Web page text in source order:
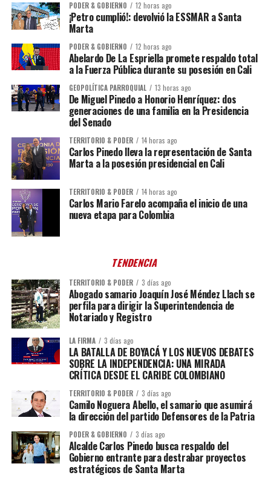
PODER & GOBIERNO 12 horas ago
¡Petro cumplió!: devolvió la ESSMAR a Santa
Marta
PODER & GOBIERNO 12 horas ago
Abelardo De La Espriella promete respaldo total
a la Fuerza Pública durante su posesión en Cali
GEOPOLÍTICA PARROQUIAL 13 horas ago
De Miguel Pinedo a Honorio Henríquez: dos
generaciones de una familia en la Presidencia
del Senado
TERRITORIO & PODER 14 horas ago
Carlos Pinedo lleva la representación de Santa
Marta a la posesión presidencial en Cali
TERRITORIO & PODER 14 horas ago
Carlos Mario Farelo acompaña el inicio de una
nueva etapa para Colombia
TENDENCIA
TERRITORIO & PODER 3 días ago
Abogado samario Joaquín José Méndez Llach se
perfila para dirigir la Superintendencia de
Notariado y Registro
LA FIRMA 3 días ago
LA BATALLA DE BOYACÁ Y LOS NUEVOS DEBATES
SOBRE LA INDEPENDENCIA: UNA MIRADA
CRÍTICA DESDE EL CARIBE COLOMBIANO
TERRITORIO & PODER 3 días ago
Camilo Noguera Abello, el samario que asumirá
la dirección del partido Defensores de la Patria
PODER & GOBIERNO 3 días ago
Alcalde Carlos Pinedo busca respaldo del
Gobierno entrante para destrabar proyectos
estratégicos de Santa Marta